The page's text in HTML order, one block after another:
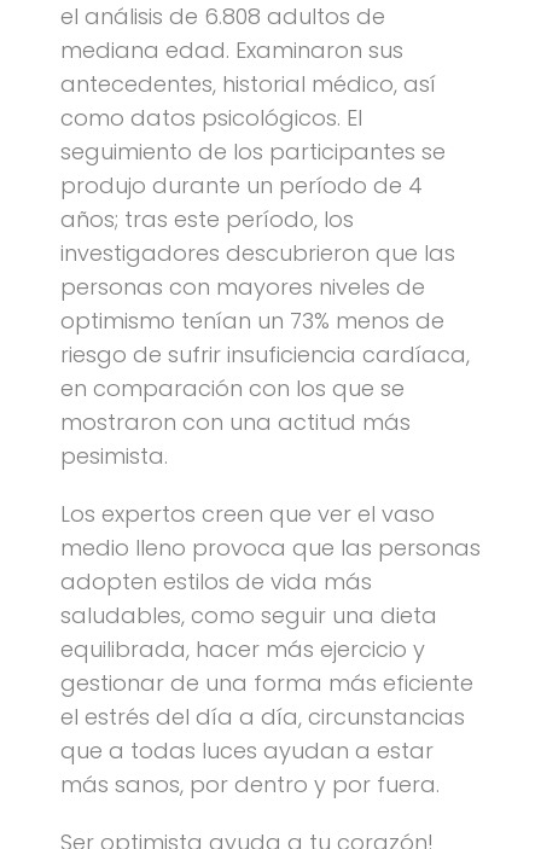
el análisis de 6.808 adultos de
mediana edad. Examinaron sus
antecedentes, historial médico, así
como datos psicológicos. El
seguimiento de los participantes se
produjo durante un período de 4
años; tras este período, los
investigadores descubrieron que las
personas con mayores niveles de
optimismo tenían un 73% menos de
riesgo de sufrir insuficiencia cardíaca,
en comparación con los que se
mostraron con una actitud más
pesimista.
Los expertos creen que ver el vaso
medio lleno provoca que las personas
adopten estilos de vida más
saludables, como seguir una dieta
equilibrada, hacer más ejercicio y
gestionar de una forma más eficiente
el estrés del día a día, circunstancias
que a todas luces ayudan a estar
más sanos, por dentro y por fuera.
Ser optimista ayuda a tu corazón!